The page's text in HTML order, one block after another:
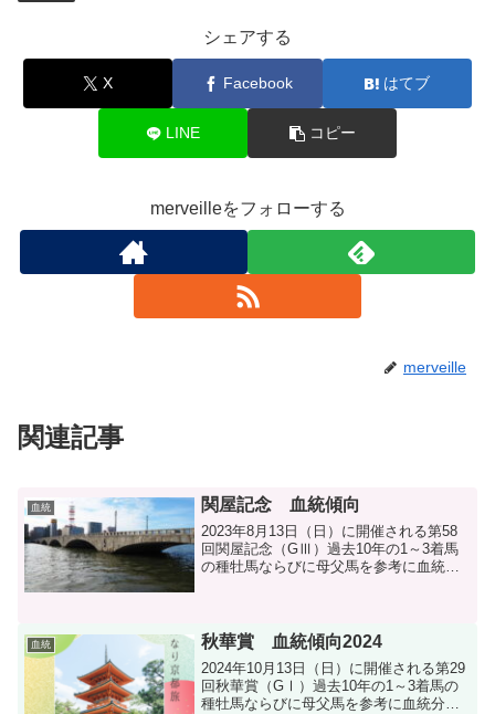
シェアする
X Facebook はてブ
LINE コピー
merveilleをフォローする
merveille
関連記事
血統 関屋記念 血統傾向
2023年8月13日（日）に開催される第58
回関屋記念（GⅢ）過去10年の1～3着馬
の種牡馬ならびに母父馬を参考に血統分
血統 秋華賞 血統傾向2024
2024年10月13日（日）に開催される第29
回秋華賞（GⅠ）過去10年の1～3着馬の
種牡馬ならびに母父馬を参考に血統分析